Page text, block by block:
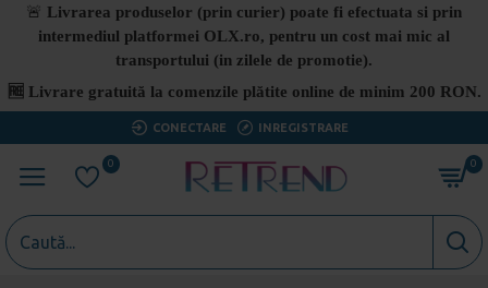
🚨 Livrarea produselor (prin curier) poate fi efectuata si prin
intermediul platformei OLX.ro, pentru un cost mai mic al
transportului (in zilele de promotie).
🆓 Livrare gratuită la comenzile plătite online de minim 200 RON.
CONECTARE INREGISTRARE
0 0